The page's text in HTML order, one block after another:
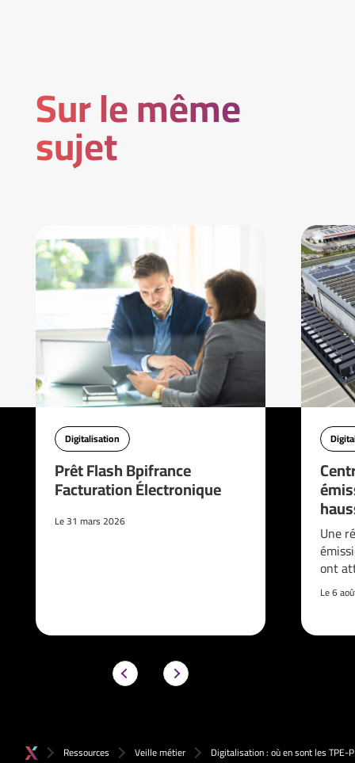
Sur le même
sujet
Digitalisation
Prêt Flash Bpifrance
Facturation Électronique
Le 31 mars 2026
Une
ont
Le 6
Ressources Veille métier Digitalisation : où en sont les TPE-